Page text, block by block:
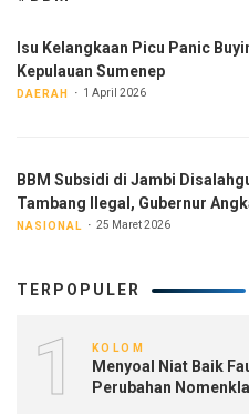
Isu Kelangkaan Picu Panic
Kepulauan Sumenep
DAERAH 1 April 2026
BBM Subsidi di Jambi
Tambang Ilegal, Gubernur
NASIONAL 25 Maret 2026
TERPOPULER
1 KOLOM
Menyoal Niat Baik
Perubahan